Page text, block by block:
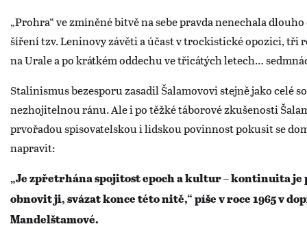
„Prohra“ ve zmíněné bitvě na sebe pravda nenechala
šíření tzv. Leninovy závěti a účast v trockistické opozici, tři
na Urale a po krátkém oddechu ve třicátých letech…
Stalinismus bezesporu zasadil Šalamovovi stejně jako celé
nezhojitelnou ránu. Ale i po těžké táborové zkušenosti
prvořadou spisovatelskou i lidskou povinnost pokusit se
napravit:
„Je zpřetrhána spojitost epoch a kultur – kontinuita je
obnovit ji, svázat konce této nitě,“ píše v roce 1965 v
Mandelštamové.